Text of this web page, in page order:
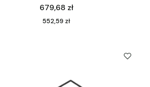
Cena
679,68 zł
Cena
552,59 zł